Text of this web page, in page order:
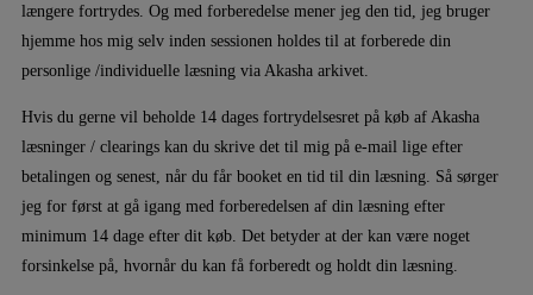
længere fortrydes. Og med forberedelse mener jeg den tid, jeg bruger
hjemme hos mig selv inden sessionen holdes til at forberede din
personlige /individuelle læsning via Akasha arkivet.
Hvis du gerne vil beholde 14 dages fortrydelsesret på køb af Akasha
læsninger / clearings kan du skrive det til mig på e-mail lige efter
betalingen og senest, når du får booket en tid til din læsning. Så sørger
jeg for først at gå igang med forberedelsen af din læsning efter
minimum 14 dage efter dit køb. Det betyder at der kan være noget
forsinkelse på, hvornår du kan få forberedt og holdt din læsning.